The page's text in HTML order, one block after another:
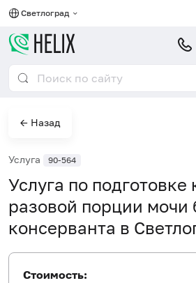
Светлоград
← Назад
Услуга 90-564
Услуга по подготовке
разовой порции мочи
консерванта в
Стоимость: